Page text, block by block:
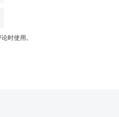
时使用。